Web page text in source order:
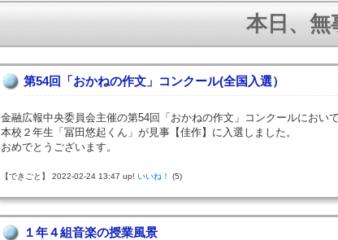
本日、無事
第54回「おかねの作文」コンクール(全国入選）
金融広報中央委員会主催の第54回「おかねの作文」コンクールにおいて
本校２年生「冨田悠起くん」が見事【佳作】に入選しました。
おめでとうございます。
【できごと】 2022-02-24 13:47 up! いいね！ (5)
１年４組音楽の授業風景